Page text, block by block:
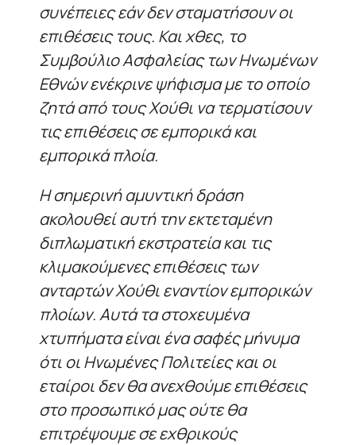
συνέπειες εάν δεν σταματήσουν οι
επιθέσεις τους. Και χθες, το
Συμβούλιο Ασφαλείας των Ηνωμένων
Εθνών ενέκρινε ψήφισμα με το οποίο
ζητά από τους Χούθι να τερματίσουν
τις επιθέσεις σε εμπορικά και
εμπορικά πλοία.
Η σημερινή αμυντική δράση
ακολουθεί αυτή την εκτεταμένη
διπλωματική εκστρατεία και τις
κλιμακούμενες επιθέσεις των
ανταρτών Χούθι εναντίον εμπορικών
πλοίων. Αυτά τα στοχευμένα
χτυπήματα είναι ένα σαφές μήνυμα
ότι οι Ηνωμένες Πολιτείες και οι
εταίροι δεν θα ανεχθούμε επιθέσεις
στο προσωπικό μας ούτε θα
επιτρέψουμε σε εχθρικούς